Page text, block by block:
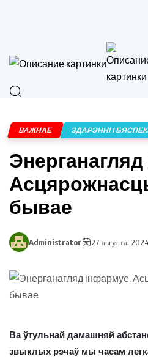
ВАЖНАЕ ЗДАРЭННІ І
бывае
Administrator 27 августа, 2024
Ва ўтульнай дамашняй
звыклых рэчаў мы часам